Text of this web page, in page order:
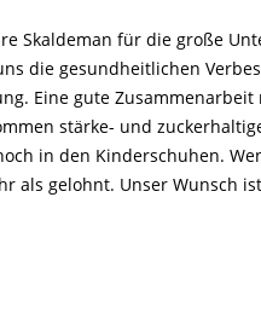
Skaldeman für die große
die gesundheitlichen
Eine gute Zusammenarbeit
stärke- und
in den Kinderschuhen.
als gelohnt. Unser Wunsch